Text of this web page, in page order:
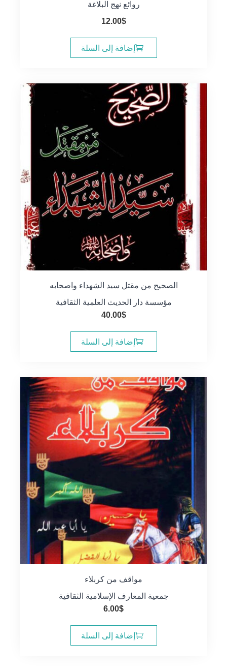
روائع نهج البلاغة
12.00$
إضافة إلى السلة
الصحيح من مقتل سيد الشهداء واصحابه
مؤسسة دار الحديث العلمية الثقافية
40.00$
إضافة إلى السلة
مواقف من كربلاء
جمعية المعارف الإسلامية الثقافية
6.00$
إضافة إلى السلة